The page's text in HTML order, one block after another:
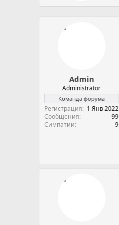
Admin
Administrator
Команда форума
Регистрация
1 Янв 2022
Сообщения
99
Симпатии
9